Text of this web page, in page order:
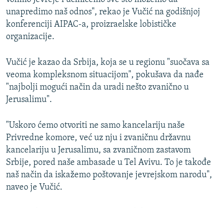
unapredimo naš odnos", rekao je Vučić na godišnjoj
konferenciji AIPAC-a, proizraelske lobističke
organizacije.
Vučić je kazao da Srbija, koja se u regionu "suočava sa
veoma kompleksnom situacijom", pokušava da nađe
"najbolji mogući način da uradi nešto zvanično u
Jerusalimu".
"Uskoro ćemo otvoriti ne samo kancelariju naše
Privredne komore, već uz nju i zvaničnu državnu
kancelariju u Jerusalimu, sa zvaničnom zastavom
Srbije, pored naše ambasade u Tel Avivu. To je takođe
naš način da iskažemo poštovanje jevrejskom narodu",
naveo je Vučić.